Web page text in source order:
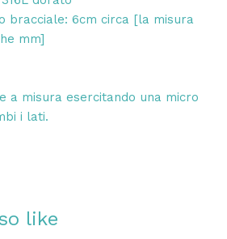
bracciale: 6cm circa [la misura
mm]
a misura esercitando una micro
i lati.
like